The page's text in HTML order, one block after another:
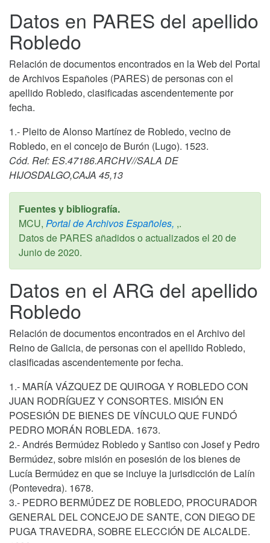
Datos en PARES del apellido
Robledo
Relación de documentos encontrados en la Web del Portal
de Archivos Españoles (PARES) de personas con el
apellido Robledo, clasificadas ascendentemente por
fecha.
1.- Pleito de Alonso Martínez de Robledo, vecino de
Robledo, en el concejo de Burón (Lugo). 1523.
Cód. Ref: ES.47186.ARCHV//SALA DE
HIJOSDALGO,CAJA 45,13
Fuentes y bibliografía.
MCU, Portal de Archivos Españoles, ,.
Datos de PARES añadidos o actualizados el 20 de
Junio de 2020.
Datos en el ARG del apellido
Robledo
Relación de documentos encontrados en el Archivo del
Reino de Galicia, de personas con el apellido Robledo,
clasificadas ascendentemente por fecha.
1.- MARÍA VÁZQUEZ DE QUIROGA Y ROBLEDO CON
JUAN RODRÍGUEZ Y CONSORTES. MISIÓN EN
POSESIÓN DE BIENES DE VÍNCULO QUE FUNDÓ
PEDRO MORÁN ROBLEDA. 1673.
2.- Andrés Bermúdez Robledo y Santiso con Josef y Pedro
Bermúdez, sobre misión en posesión de los bienes de
Lucía Bermúdez en que se incluye la jurisdicción de Lalín
(Pontevedra). 1678.
3.- PEDRO BERMÚDEZ DE ROBLEDO, PROCURADOR
GENERAL DEL CONCEJO DE SANTE, CON DIEGO DE
PUGA TRAVEDRA, SOBRE ELECCIÓN DE ALCALDE.